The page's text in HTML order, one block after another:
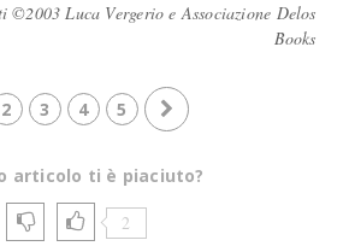
Luca Vergerio e Associazione Delos
Books
2 3 4 5
articolo ti è piaciuto?
2